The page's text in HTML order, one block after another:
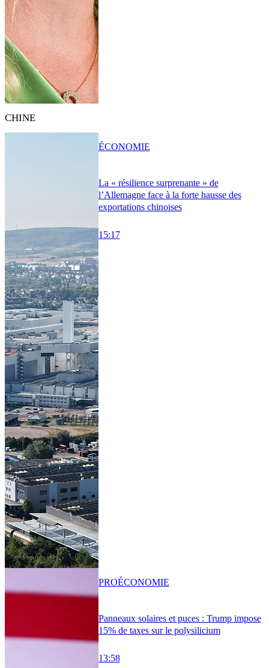
CHINE
La « résilience surprenante » de
l’Allemagne face à la forte hausse des
exportations chinoises
15:17
ÉCONOMIE
Panneaux solaires et puces : Trump impose
15% de taxes sur le polysilicium
13:58
PROÉCONOMIE